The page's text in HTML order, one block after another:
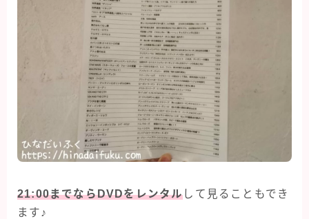
21:00までならDVDをレンタル して見ることもでき
ます♪